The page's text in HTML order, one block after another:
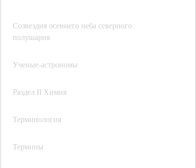
Созвездия осеннего неба северного
полушария
Ученые-астрономы
Раздел II Химия
Терминология
Термины